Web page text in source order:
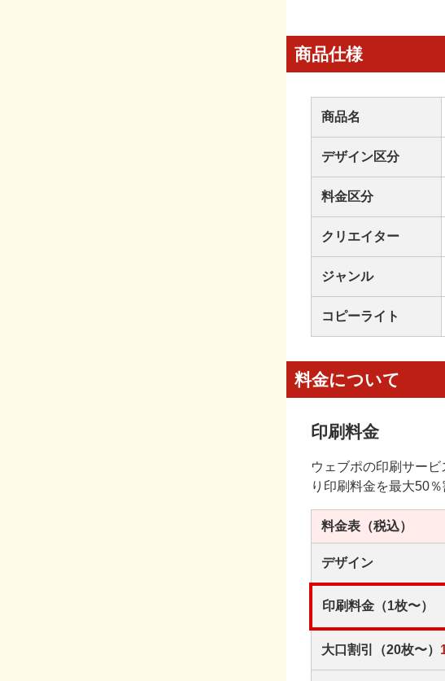
商品仕様
商品名
デザイン区分
料金区分
クリエイター
ジャンル
コピーライト
料金について
印刷料金
ウェブポの印刷サー
り印刷料金を最大50％
料金表 （税込）
デザイン
印刷料金（1枚〜）
大口割引（20枚〜）